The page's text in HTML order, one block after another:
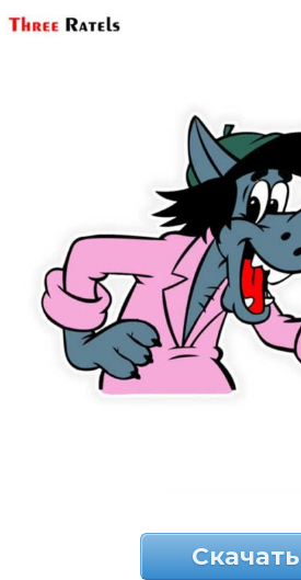
Скачать